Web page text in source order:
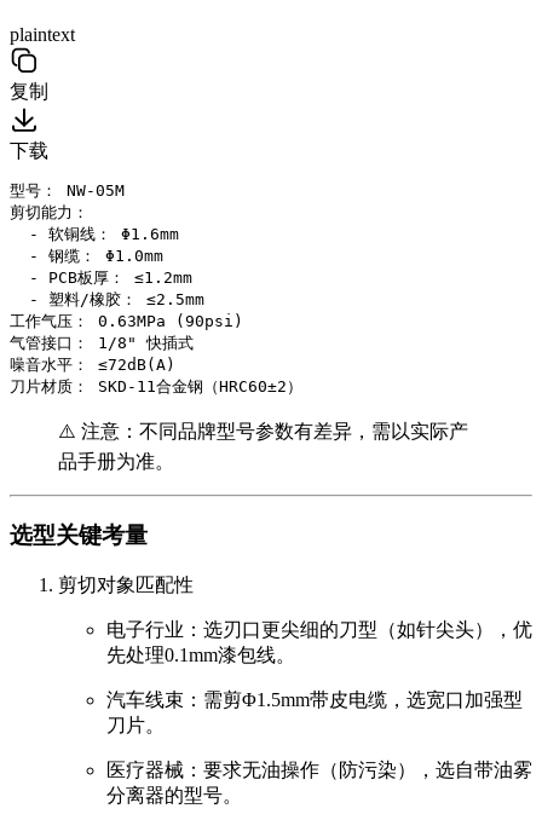
plaintext
复制
下载
型号： NW-05M
剪切能力：
  - 软铜线： Φ1.6mm
  - 钢缆： Φ1.0mm
  - PCB板厚： ≤1.2mm
  - 塑料/橡胶： ≤2.5mm
工作气压： 0.63MPa (90psi)
气管接口： 1/8" 快插式
噪音水平： ≤72dB(A)
刀片材质： SKD-11合金钢（HRC60±2）
⚠️ 注意：不同品牌型号参数有差异，需以实际产
品手册为准。
选型关键考量
剪切对象匹配性
电子行业 ：选刃口更尖细的刀型（如针尖头），优
先处理0.1mm漆包线。
汽车线束 ：需剪Φ1.5mm带皮电缆，选宽口加强型
刀片。
医疗器械 ：要求无油操作（防污染），选自带油雾
分离器的型号。